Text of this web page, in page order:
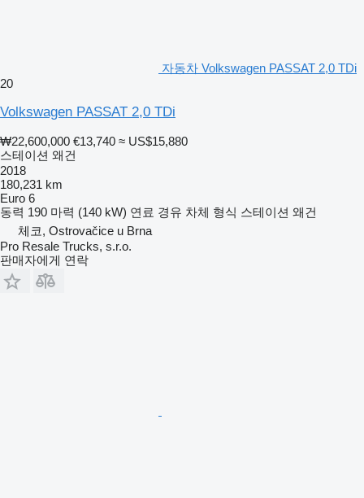
자동차 Volkswagen PASSAT 2,0 TDi
20
Volkswagen PASSAT 2,0 TDi
₩22,600,000 €13,740 ≈ US$15,880
스테이션 왜건
2018
180,231 km
Euro 6
동력 190 마력 (140 kW) 연료 경유 차체 형식 스테이션 왜건
체코, Ostrovačice u Brna
Pro Resale Trucks, s.r.o.
판매자에게 연락